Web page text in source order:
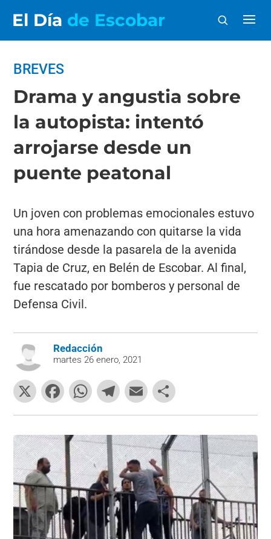
El Día de Escobar
BREVES
Drama y angustia sobre
la autopista: intentó
arrojarse desde un
puente peatonal
Un joven con problemas emocionales estuvo
una hora amenazando con quitarse la vida
tirándose desde la pasarela de la avenida
Tapia de Cruz, en Belén de Escobar. Al final,
fue rescatado por bomberos y personal de
Defensa Civil.
Redacción
martes 26 enero, 2021
X
F
a
c
e
b
o
o
k
W
h
at
s
A
p
p
T
el
e
gr
a
m
E
m
ai
l
o
m
p
ar
tir